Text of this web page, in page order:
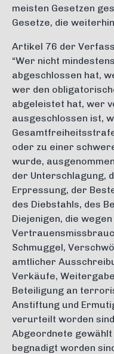
meisten Gesetzen
Gesetze, die
Artikel 76 der
“Wer nicht
abgeschlossen hat,
wer den
abgeleistet hat, wer
ausgeschlossen ist,
oder zu einer
wurde,
der Unterschlagung,
Erpressung, der
des Diebstahls, des
Diejenigen, die
Schmuggel,
amtlicher
Verkäufe,
Beteiligung an
Anstiftung und
verurteilt worden
Abgeordnete
begnadigt worden